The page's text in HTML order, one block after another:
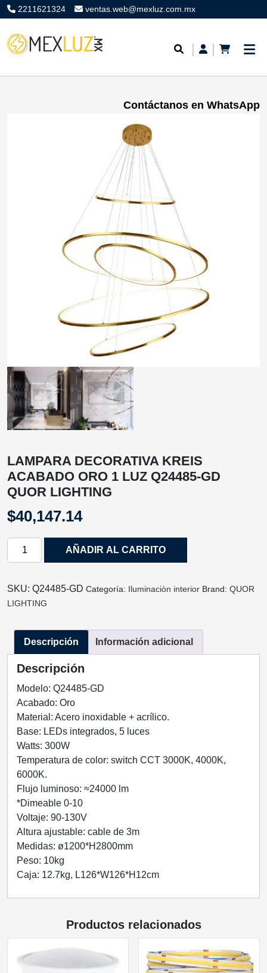
2211621324 ventas.web@mexluz.com.mx
Contáctanos en WhatsApp
LAMPARA DECORATIVA KREIS
ACABADO ORO 1 LUZ Q24485-GD
QUOR LIGHTING
$40,147.14
LAMPARA
ACABADO
ORO
LUZ
Q24485-
GD
QUOR
LIGHTING
cantidad
AÑADIR AL CARRITO
SKU: Q24485-GD Categoría: Iluminaciòn interior Brand: QUOR
LIGHTING
Descripción Información adicional
Descripción
Modelo: Q24485-GD
Acabado: Oro
Material: Acero inoxidable + acrílico.
Base: LEDs integrados, 5 luces
Watts: 300W
Temperatura de color: switch CCT 3000K, 4000K,
6000K.
Flujo luminoso: ≈24000 lm
*Dimeable 0-10
Voltaje: 90-130V
Altura ajustable: cable de 3m
Medidas: ø1200*H2800mm
Peso: 10kg
Caja: 12.7kg, L126*W126*H12cm
Productos relacionados